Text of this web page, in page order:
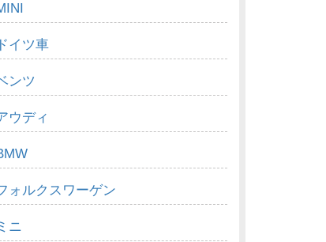
イツ車
ンツ
ウディ
ォルクスワーゲン
ニ